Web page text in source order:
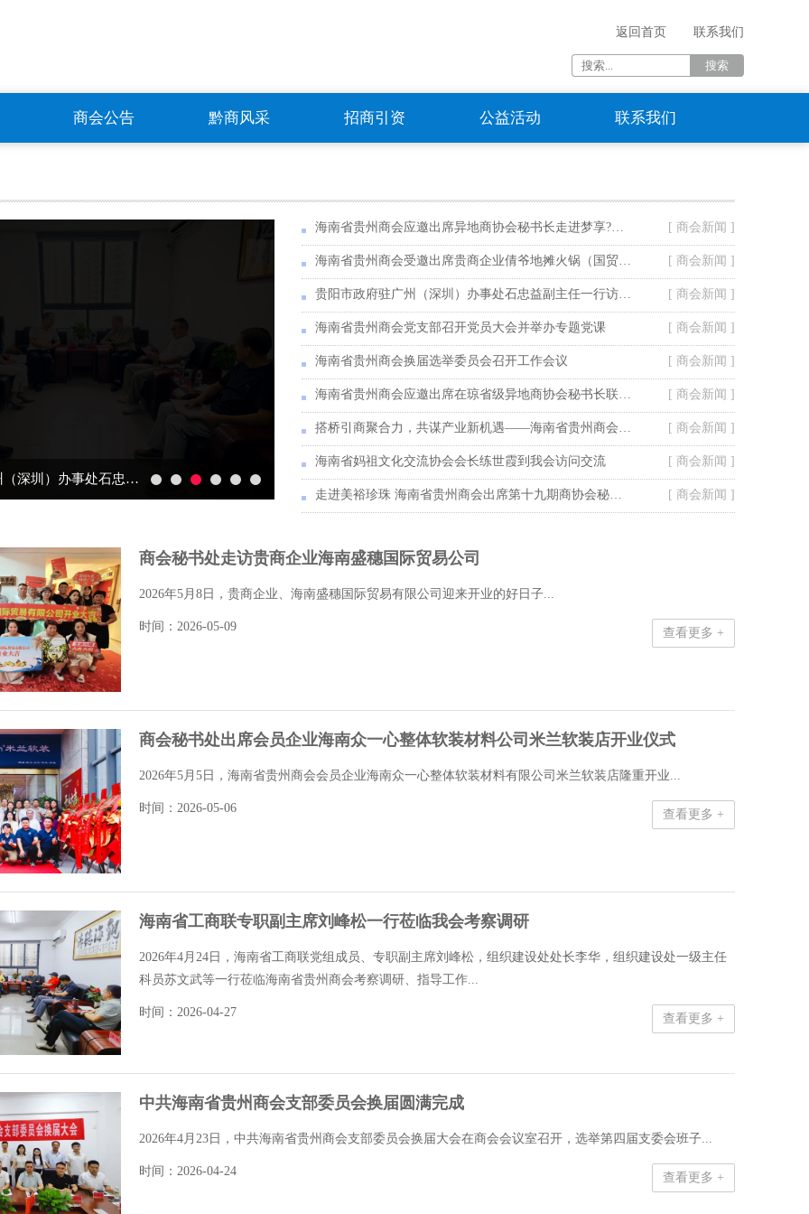
联系我们
返回首页
商会公告 黔商风采 招商引资 公益活动 联系我们
贵阳市政府驻广州（深圳）办事处石忠益副主任一行访问我会
海南省贵州商会应邀出席异地商协会秘书长走进梦享?龙腾湾活动 [ 商会新闻 ]
海南省贵州商会受邀出席贵商企业倩爷地摊火锅（国贸店）开业仪式 [ 商会新闻 ]
贵阳市政府驻广州（深圳）办事处石忠益副主任一行访问我会 [ 商会新闻 ]
海南省贵州商会党支部召开党员大会并举办专题党课 [ 商会新闻 ]
海南省贵州商会换届选举委员会召开工作会议 [ 商会新闻 ]
海南省贵州商会应邀出席在琼省级异地商协会秘书长联谊暨走进山高教育集团活动 [ 商会新闻 ]
搭桥引商聚合力，共谋产业新机遇——海南省贵州商会走访定安塔岭工业园区 [ 商会新闻 ]
海南省妈祖文化交流协会会长练世霞到我会访问交流 [ 商会新闻 ]
走进美裕珍珠 海南省贵州商会出席第十九期商协会秘书长联谊活动 [ 商会新闻 ]
商会秘书处走访贵商企业海南盛穗国际贸易公司
2026年5月8日，贵商企业、海南盛穗国际贸易有限公司迎来开业的好日子...
时间：2026-05-09 查看更多 +
商会秘书处出席会员企业海南众一心整体软装材料公司米兰软装店开业仪式
2026年5月5日，海南省贵州商会会员企业海南众一心整体软装材料有限公司米兰软装店隆重开业...
时间：2026-05-06 查看更多 +
海南省工商联专职副主席刘峰松一行莅临我会考察调研
2026年4月24日，海南省工商联党组成员、专职副主席刘峰松，组织建设处处长李华，组织建设处一级主任
科员苏文武等一行莅临海南省贵州商会考察调研、指导工作...
时间：2026-04-27 查看更多 +
中共海南省贵州商会支部委员会换届圆满完成
2026年4月23日，中共海南省贵州商会支部委员会换届大会在商会会议室召开，选举第四届支委会班子...
时间：2026-04-24 查看更多 +